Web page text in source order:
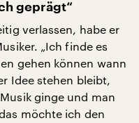
geprägt“
verlassen, habe er
„Ich finde es
gehen können wann
Idee stehen bleibt,
ginge und man
möchte ich den